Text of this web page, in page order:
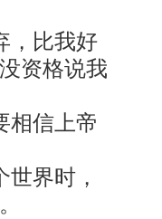
，比我好
资格说我
相信上帝
界时，